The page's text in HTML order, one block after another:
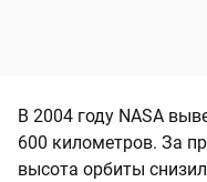
В 2004 году NASA
600 километров. За
высота орбиты